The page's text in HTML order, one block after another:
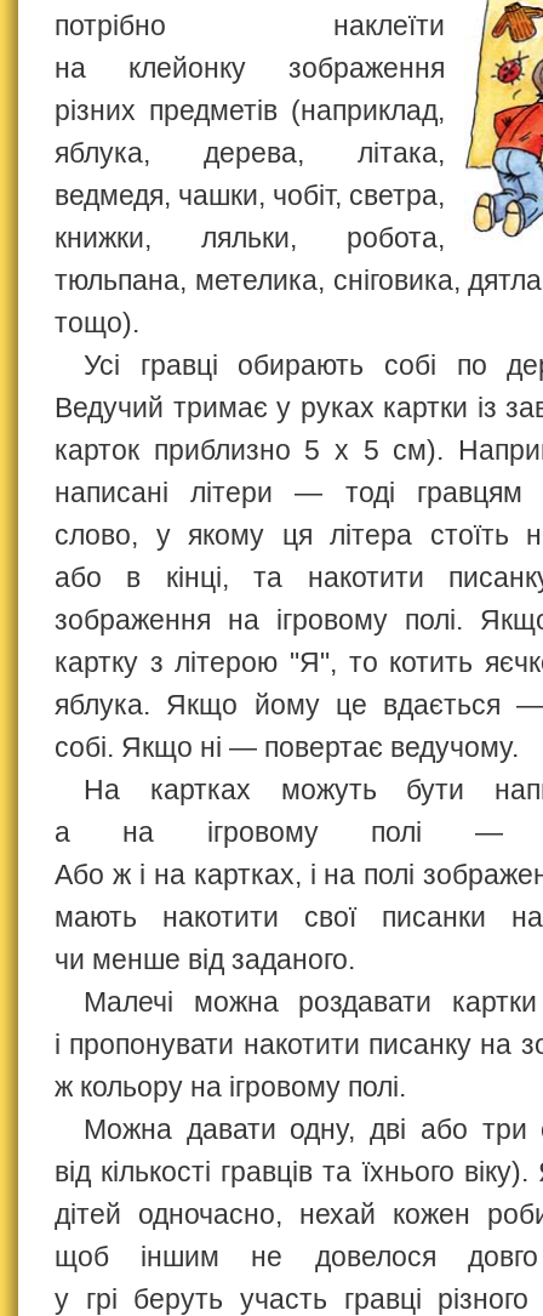
потрібно наклеїти
на клейонку зображення
різних предметів (наприклад,
яблука, дерева, літака,
ведмедя, чашки, чобіт, светра,
книжки, ляльки, робота,
тюльпана, метелика, сніговика,
тощо).
Усі гравці обирають собі по
Ведучий тримає у руках картки із
карток приблизно 5 х 5 см).
написані літери — тоді гравцям
слово, у якому ця літера стоїть
або в кінці, та накотити
зображення на ігровому полі.
картку з літерою "Я", то котить
яблука. Якщо йому це вдається —
собі. Якщо ні — повертає ведучому.
На картках можуть бути
а на ігровому полі —
Або ж і на картках, і на полі
мають накотити свої писанки
чи менше від заданого.
Малечі можна роздавати картки
і пропонувати накотити писанку на
ж кольору на ігровому полі.
Можна давати одну, дві або три
від кількості гравців та їхнього
дітей одночасно, нехай кожен
щоб іншим не довелося
у грі беруть участь гравці